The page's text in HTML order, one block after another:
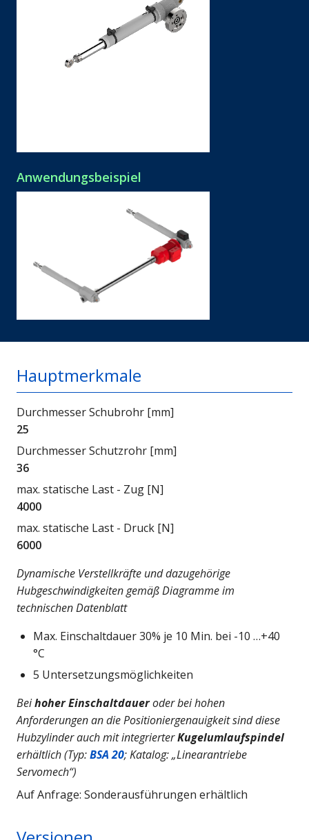
Anwendungsbeispiel
Hauptmerkmale
Durchmesser Schubrohr [mm]
25
Durchmesser Schutzrohr [mm]
36
max. statische Last - Zug [N]
4000
max. statische Last - Druck [N]
6000
Dynamische Verstellkräfte und dazugehörige
Hubgeschwindigkeiten gemäß Diagramme im
technischen Datenblatt
Max. Einschaltdauer 30% je 10 Min. bei -10 …+40
°C
5 Untersetzungsmöglichkeiten
Beihoher Einschaltdaueroder bei hohen
Anforderungen an die Positioniergenauigkeit sind diese
Hubzylinder auch mit integrierterKugelumlaufspindel
erhältlich (Typ:BSA 20; Katalog: „Linearantriebe
Servomech“)
Auf Anfrage: Sonderausführungen erhältlich